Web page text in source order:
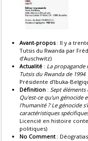
Avant-propos: Il y a
Tutsis du Rwanda par
d’Auschwitz)
Actualité : La propagande
Tutsis du Rwanda de 1994.
Présidente d’Ibuka-
Définition : Sept
Qu'est-ce qu'un génocide
l'humanité ? Le génocide
caractéristiques
Licencié en histoire
politiques)
No Comment: Déogratias